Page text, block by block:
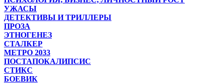
УЖАСЫ
ДЕТЕКТИВЫ И ТРИЛЛЕРЫ
ПРОЗА
ЭТНОГЕНЕЗ
СТАЛКЕР
МЕТРО 2033
ПОСТАПОКАЛИПСИС
СТИКС
БОЕВИК